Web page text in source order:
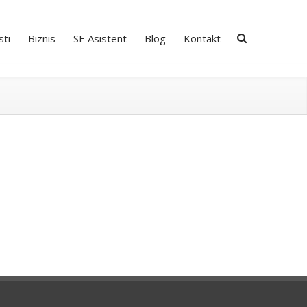
Biznis SE Asistent Blog Kontakt